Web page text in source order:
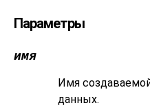
Параметры
имя
Имя
данных.